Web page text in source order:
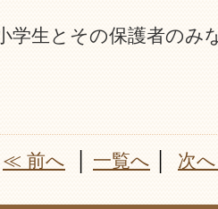
学生とその保護者のみ
≪ 前へ 一覧へ 次